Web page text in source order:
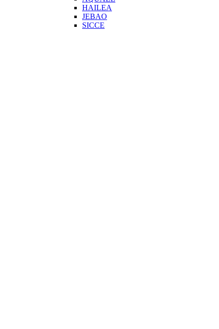
HAILEA
JEBAO
SICCE